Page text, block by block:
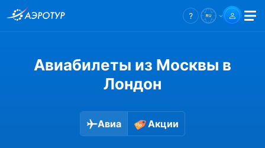
Авиабилеты из Москвы в
Лондон
Авиа Акции